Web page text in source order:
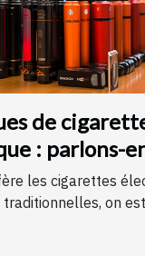
de
: parlons-
les cigarettes
on est